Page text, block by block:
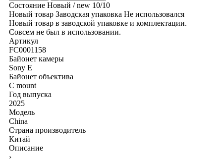
Состояние Новый / new 10/10
Новый товар Заводская упаковка Не использовался
Новый товар в заводской упаковке и комплектации.
Совсем не был в использовании.
Артикул
FC0001158
Байонет камеры
Sony E
Байонет объектива
C mount
Год выпуска
2025
Модель
China
Страна производитель
Китай
Описание
›